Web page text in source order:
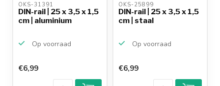
OKS-31391
DIN-rail | 25 x 3,5 x 1,5
cm | aluminium
Op voorraad
€6,99
OKS-25899
DIN-rail | 25 x 3,5 x 1,5
cm | staal
Op voorraad
€6,99